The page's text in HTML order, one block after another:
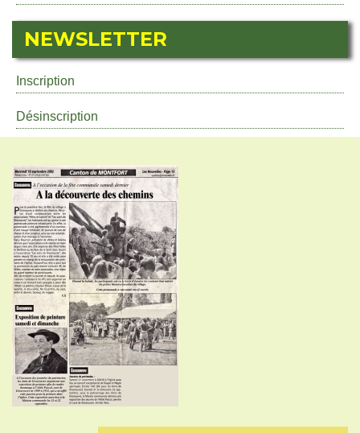
NEWSLETTER
Inscription
Désinscription